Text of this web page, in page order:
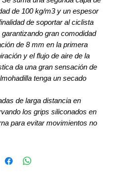
de 100 kg/m3 y un espesor
de soportar al ciclista
gran comodidad
de 8 mm en la primera
y el flujo de aire de la
da una gran sensación de
tenga un secado
de larga distancia en
los grips siliconados en
para evitar movimientos no